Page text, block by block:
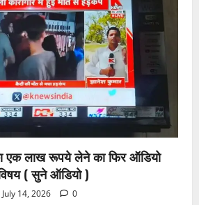
एक लाख रूपये लेने का फिर ऑडियो
( सुने ऑडियो )
July 14, 2026 0